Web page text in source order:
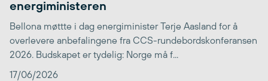
energiministeren
Bellona møttte i dag energiminister Terje Aasland for å
overlevere anbefalingene fra CCS-rundebordskonferansen
2026. Budskapet er tydelig: Norge må f...
17/06/2026